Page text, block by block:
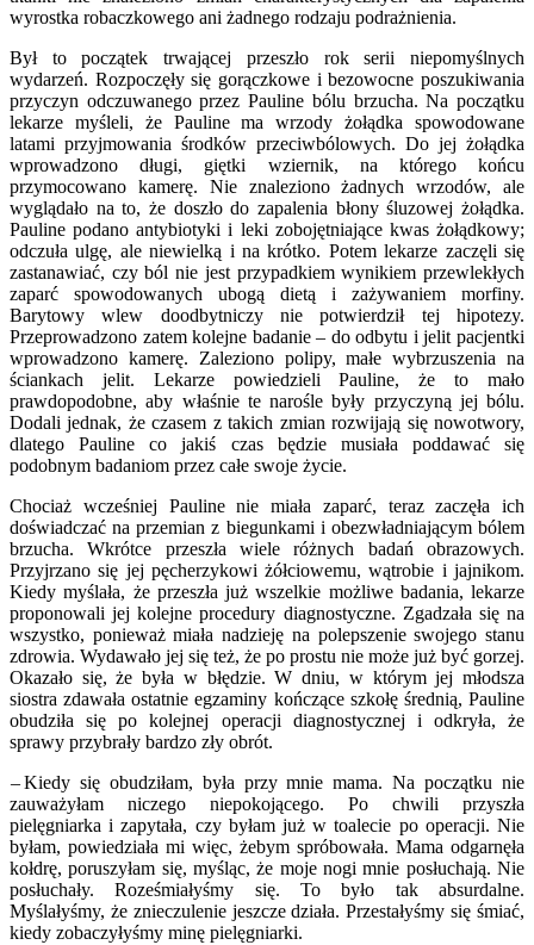
wyrostka robaczkowego ani żadnego rodzaju podrażnienia.
Był to początek trwającej przeszło rok serii niepomyślnych
wydarzeń. Rozpoczęły się gorączkowe i bezowocne poszukiwania
przyczyn odczuwanego przez Pauline bólu brzucha. Na początku
lekarze myśleli, że Pauline ma wrzody żołądka spowodowane
latami przyjmowania środków przeciwbólowych. Do jej żołądka
wprowadzono długi, giętki wziernik, na którego końcu
przymocowano kamerę. Nie znaleziono żadnych wrzodów, ale
wyglądało na to, że doszło do zapalenia błony śluzowej żołądka.
Pauline podano antybiotyki i leki zobojętniające kwas żołądkowy;
odczuła ulgę, ale niewielką i na krótko. Potem lekarze zaczęli się
zastanawiać, czy ból nie jest przypadkiem wynikiem przewlekłych
zaparć spowodowanych ubogą dietą i zażywaniem morfiny.
Barytowy wlew doodbytniczy nie potwierdził tej hipotezy.
Przeprowadzono zatem kolejne badanie – do odbytu i jelit pacjentki
wprowadzono kamerę. Zaleziono polipy, małe wybrzuszenia na
ściankach jelit. Lekarze powiedzieli Pauline, że to mało
prawdopodobne, aby właśnie te narośle były przyczyną jej bólu.
Dodali jednak, że czasem z takich zmian rozwijają się nowotwory,
dlatego Pauline co jakiś czas będzie musiała poddawać się
podobnym badaniom przez całe swoje życie.
Chociaż wcześniej Pauline nie miała zaparć, teraz zaczęła ich
doświadczać na przemian z biegunkami i obezwładniającym bólem
brzucha. Wkrótce przeszła wiele różnych badań obrazowych.
Przyjrzano się jej pęcherzykowi żółciowemu, wątrobie i jajnikom.
Kiedy myślała, że przeszła już wszelkie możliwe badania, lekarze
proponowali jej kolejne procedury diagnostyczne. Zgadzała się na
wszystko, ponieważ miała nadzieję na polepszenie swojego stanu
zdrowia. Wydawało jej się też, że po prostu nie może już być gorzej.
Okazało się, że była w błędzie. W dniu, w którym jej młodsza
siostra zdawała ostatnie egzaminy kończące szkołę średnią, Pauline
obudziła się po kolejnej operacji diagnostycznej i odkryła, że
sprawy przybrały bardzo zły obrót.
– Kiedy się obudziłam, była przy mnie mama. Na początku nie
zauważyłam niczego niepokojącego. Po chwili przyszła
pielęgniarka i zapytała, czy byłam już w toalecie po operacji. Nie
byłam, powiedziała mi więc, żebym spróbowała. Mama odgarnęła
kołdrę, poruszyłam się, myśląc, że moje nogi mnie posłuchają. Nie
posłuchały. Roześmiałyśmy się. To było tak absurdalne.
Myślałyśmy, że znieczulenie jeszcze działa. Przestałyśmy się śmiać,
kiedy zobaczyłyśmy minę pielęgniarki.